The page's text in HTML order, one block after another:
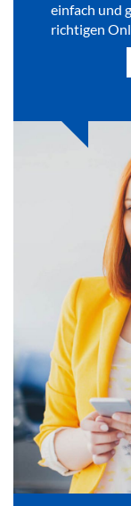
einfach und
richtigen